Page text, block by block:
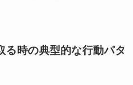
る時の典型的な行動パタ